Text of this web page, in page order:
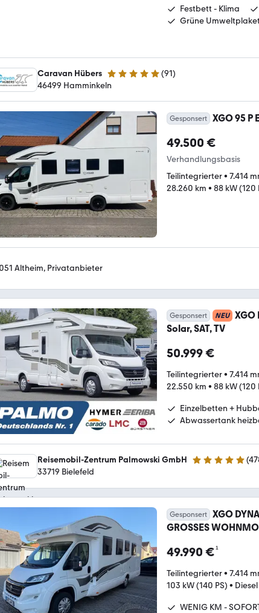
Festbett - Klima
Grüne
Caravan Hübers 4.8 Sterne (91)
46499 Hamminkeln
Gesponsert XGO 95 P
49.500 €
Verhandlungsbasis
Teilintegrierter• 7.414
28.260 km • 88 kW (120
Altheim, Privatanbieter
Gesponsert NEU
XGO
Solar, SAT, TV
50.999 €
Teilintegrierter• 7.414
22.550 km • 88 kW (120
Einzelbetten +
Abwassertank
Reisemobil-Zentrum Palmowski GmbH 4.8 Sterne (
33719 Bielefeld
Gesponsert
XGO
GROSSES
49.990 €¹
Teilintegrierter• 7.414
103 kW (140 PS) • Diesel
WENIG KM -